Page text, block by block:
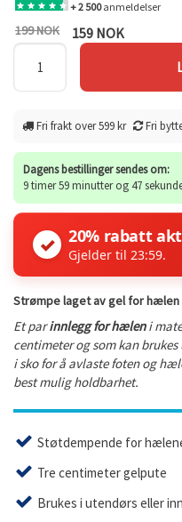
+ 2 500anmeldelser
199 NOK 159 NOK
Fri frakt over 599 kr Fri
Dagens bestillinger sendes om:
9 timer 59 minutter og 47
✓ 20% rabatt
Gjelder til 23:59.
Strømpe laget av gel for hælen
Et parinnlegg for hæleni
centimeter og som kan
i sko for å avlaste foten og
best mulig holdbarhet.
Støtdempende for
Tre centimeter gelpute
Brukes i utendørs eller